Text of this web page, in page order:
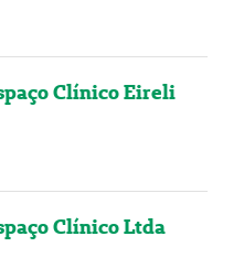
Clínico Eireli
Clínico Ltda